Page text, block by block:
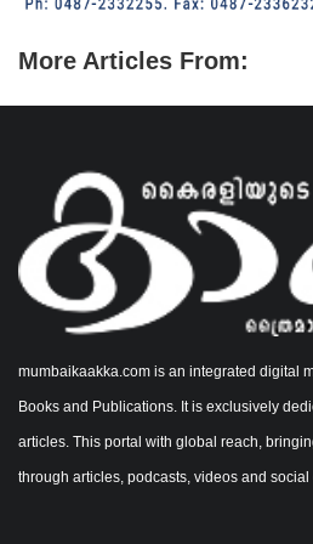
More Articles From:
mumbaikaakka.com is an integrated digital
Books and Publications. It is exclusively
articles. This portal with global reach,
through articles, podcasts, videos and